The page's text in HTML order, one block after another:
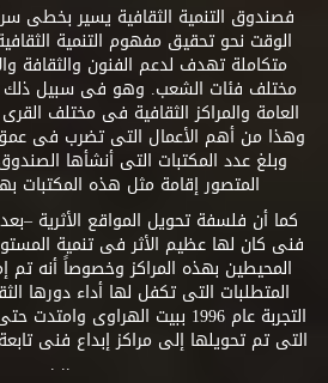
فصندوق التنمية الثقافية يسير
الوقت نحو تحقيق مفهوم التنمية
متكاملة تهدف لدعم الفنون والثقافة
مختلف فئات الشعب. وهو فى سبيل ذلك
العامة والمراكز الثقافية فى مختلف
وهذا من أهم الأعمال التى تضرب فى عمق
وبلغ عدد المكتبات التى أنشأها
المتصور إقامة مثل هذه المكتبات بها
كما أن فلسفة تحويل المواقع الأثرية
فنى كان لها عظيم الأثر فى تنمية
المحيطين بهذه المراكز وخصوصاً أنه تم
المتطلبات التى تكفل لها أداء دورها
التجربة عام 1996 ببيت الهراوى
.. .